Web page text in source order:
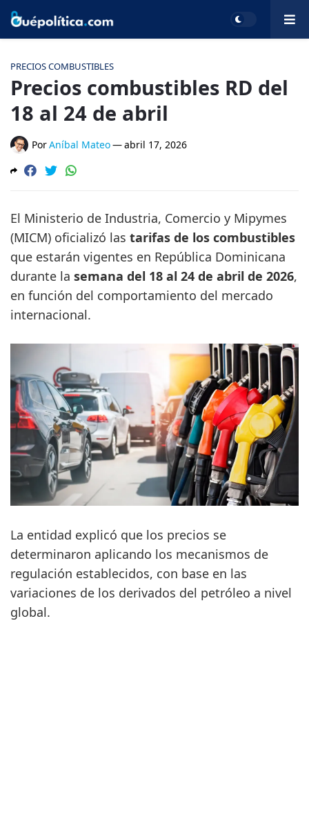
PRECIOS COMBUSTIBLES
Precios combustibles RD del
18 al 24 de abril
PorAníbal Mateo—abril 17, 2026
El Ministerio de Industria, Comercio y Mipymes
(MICM) oficializó las tarifas de los combustibles
que estarán vigentes en República Dominicana
durante la semana del 18 al 24 de abril de 2026,
en función del comportamiento del mercado
internacional.
La entidad explicó que los precios se
determinaron aplicando los mecanismos de
regulación establecidos, con base en las
variaciones de los derivados del petróleo a nivel
global.